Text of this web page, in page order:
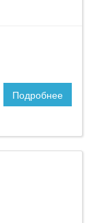
Подробнее